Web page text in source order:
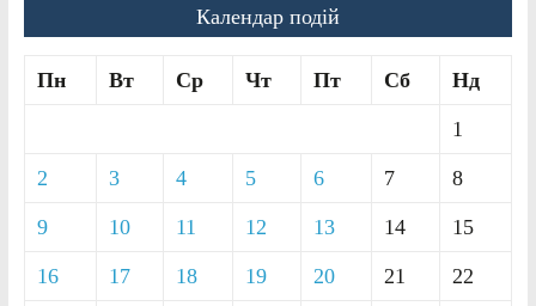
Календар подій
Пн Вт Ср Чт Пт Сб Нд
1
2 3 4 5 6 7 8
9 10 11 12 13 14 15
16 17 18 19 20 21 22